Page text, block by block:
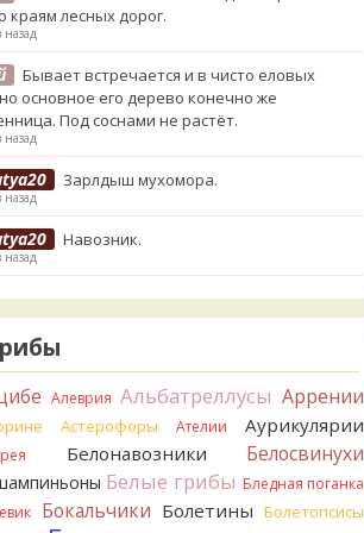
краям лесных дорог.
назад
Бывает встречается и в чисто еловых
основное его дерево конечно же
Под соснами не растёт.
назад
Зарлдыш мухомора.
назад
Навозник.
назад
Скорее всего он.
Что-то из рядовок. Цвета на фото вряд
Рядовка мыльная, судя по пластинкам.
сделали, что не взяли.
Подгруздок чёрный, или близкие виды
Алеврия Альбатреллусы Аррении
Астерофоры Ателии Аурикулярии
Белонавозники Белосвинухи
Белые грибы Бледная поганка
Бокальчики Болетины Болетопсисы